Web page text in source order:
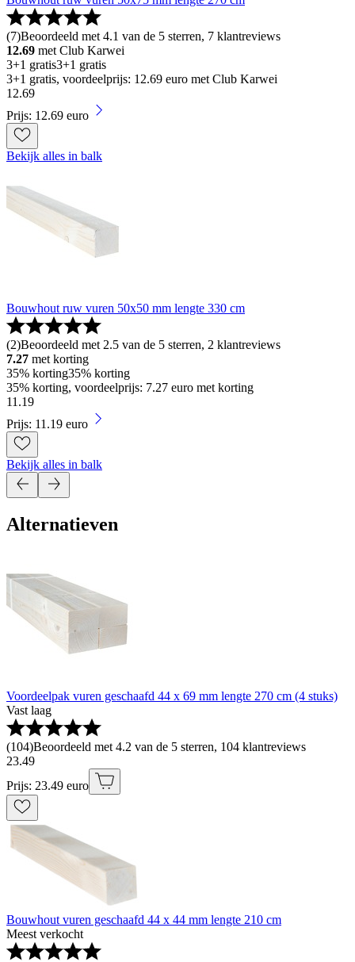
(7)Beoordeeld met 4.1 van de 5 sterren, 7 klantreviews
12.69 met Club Karwei
3+1 gratis3+1 gratis
3+1 gratis, voordeelprijs: 12.69 euro met Club Karwei
12.69
Prijs: 12.69 euro
Bekijk alles in balk
Bouwhout ruw vuren 50x50 mm lengte 330 cm
(2)Beoordeeld met 2.5 van de 5 sterren, 2 klantreviews
7.27 met korting
35% korting35% korting
35% korting, voordeelprijs: 7.27 euro met korting
11 .19
Prijs: 11.19 euro
Bekijk alles in balk
Alternatieven
Voordeelpak vuren geschaafd 44 x 69 mm lengte 270 cm (4 stuks)
Vast laag
(104)Beoordeeld met 4.2 van de 5 sterren, 104 klantreviews
23.49
Prijs: 23.49 euro
Bouwhout vuren geschaafd 44 x 44 mm lengte 210 cm
Meest verkocht